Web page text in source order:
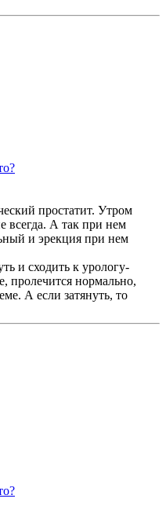
простатит. Утром
всегда. А так при нем
и эрекция при нем
и сходить к урологу-
пролечится нормально,
А если затянуть, то